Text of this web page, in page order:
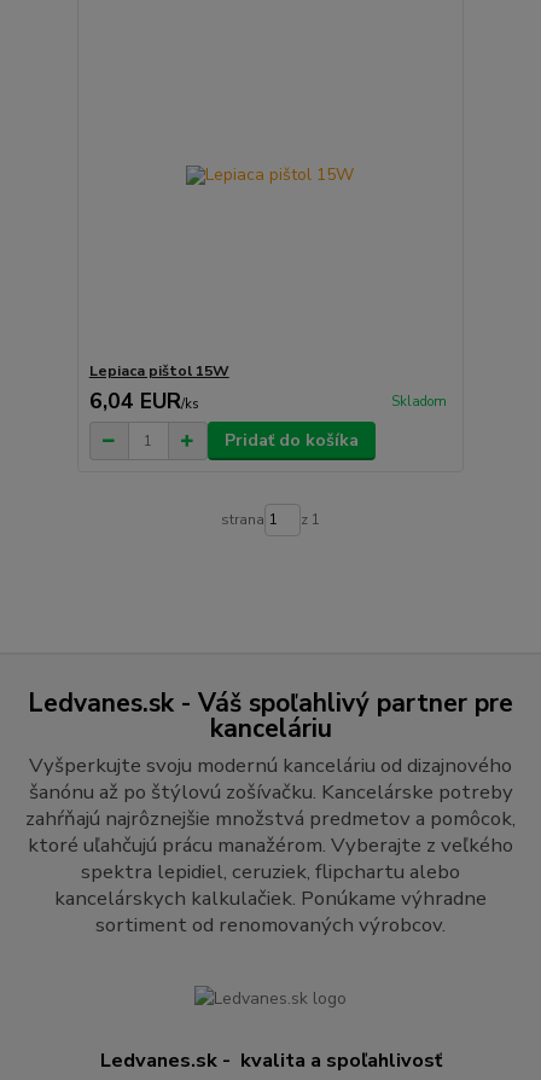
Lepiaca pištol 15W
6,04 EUR/ks Skladom
Pridať do košíka
strana z 1
Ledvanes.sk - Váš spoľahlivý partner pre
kanceláriu
Vyšperkujte svoju modernú kanceláriu od dizajnového
šanónu až po štýlovú zošívačku. Kancelárske potreby
zahŕňajú najrôznejšie množstvá predmetov a pomôcok,
ktoré uľahčujú prácu manažérom. Vyberajte z veľkého
spektra lepidiel, ceruziek, flipchartu alebo
kancelárskych kalkulačiek. Ponúkame výhradne
sortiment od renomovaných výrobcov.
Ledvanes.sk - kvalita a spoľahlivosť